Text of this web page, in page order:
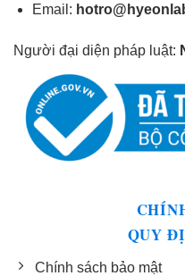
Email:
Người đại diện pháp luật:
QUY
Chính sách bảo mật